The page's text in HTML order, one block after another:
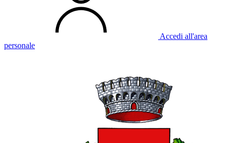
Accedi all'area
personale